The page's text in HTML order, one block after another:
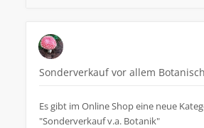
Sonderverkauf vor allem
Es gibt im Online Shop eine neue
"Sonderverkauf v.a. Botanik"